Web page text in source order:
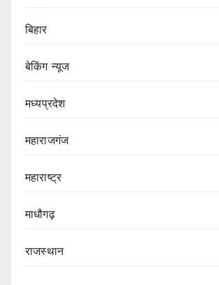
बिहार
बेकिंग न्यूज
मध्यप्रदेश
महाराजगंज
महाराष्ट्र
माधौगढ़
राजस्थान